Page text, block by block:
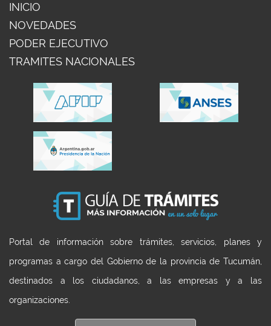
INICIO
NOVEDADES
PODER EJECUTIVO
TRAMITES NACIONALES
Portal de información sobre trámites, servicios, planes y
programas a cargo del Gobierno de la provincia de Tucumán,
destinados a los ciudadanos, a las empresas y a las
organizaciones.